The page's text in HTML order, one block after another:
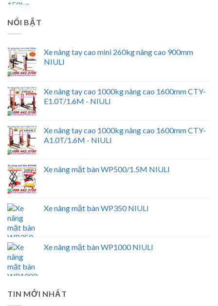
NỔI BẬT
Xe nâng tay cao mini 260kg nâng cao 900mm
NIULI
Xe nâng tay cao 1000kg nâng cao 1600mm CTY-
E1.0T/1.6M - NIULI
Xe nâng tay cao 1000kg nâng cao 1600mm CTY-
A1.0T/1.6M - NIULI
Xe nâng mặt bàn WP500/1.5M NIULI
Xe nâng mặt bàn WP350 NIULI
Xe nâng mặt bàn WP1000 NIULI
TIN MỚI NHẤT